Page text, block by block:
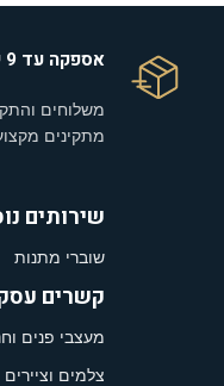
אספקה עד 9 ימי עסקים
משלוחים
מתקינים
שירותים
שוברי מתנות
קשרים
מעצבי פנים
צלמים